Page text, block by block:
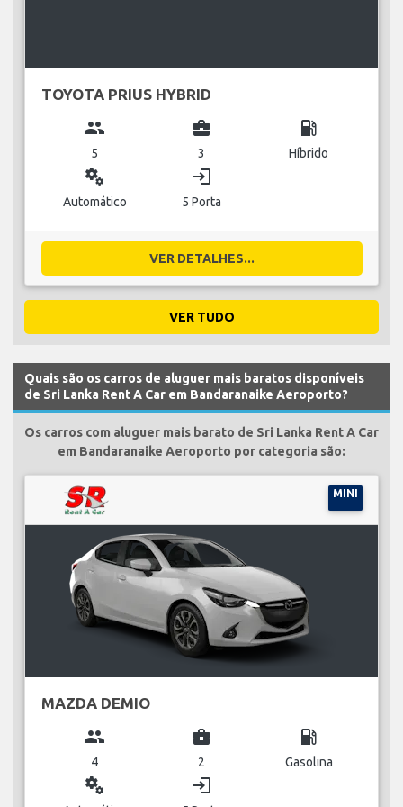
TOYOTA PRIUS HYBRID
group
5
business_center
3
local_gas_station
Híbrido
miscellaneous_services
Automático
login
5 Porta
VER DETALHES...
VER TUDO
Quais são os carros de aluguer mais baratos disponíveis
de Sri Lanka Rent A Car em Bandaranaike Aeroporto?
Os carros com aluguer mais barato de Sri Lanka Rent A Car
em Bandaranaike Aeroporto por categoria são:
MINI
MAZDA DEMIO
group
4
business_center
2
local_gas_station
Gasolina
miscellaneous_services login